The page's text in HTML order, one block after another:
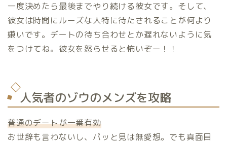
一度決めたら最後までやり続ける彼女です。そして、
彼女は時間にルーズな人特に待たされることが何より
嫌いです。デートの待ち合わせとか遅れないように気
をつけてね。彼女を怒らせると怖いぞー！！
人気者のゾウのメンズを攻略
普通のデートが一番有効
お世辞も言わないし、パッと見は無愛想。でも真面目